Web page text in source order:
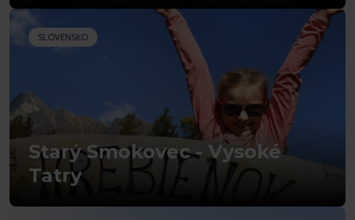
SLOVENSKO
Starý Smokovec - Vysoké
Tatry